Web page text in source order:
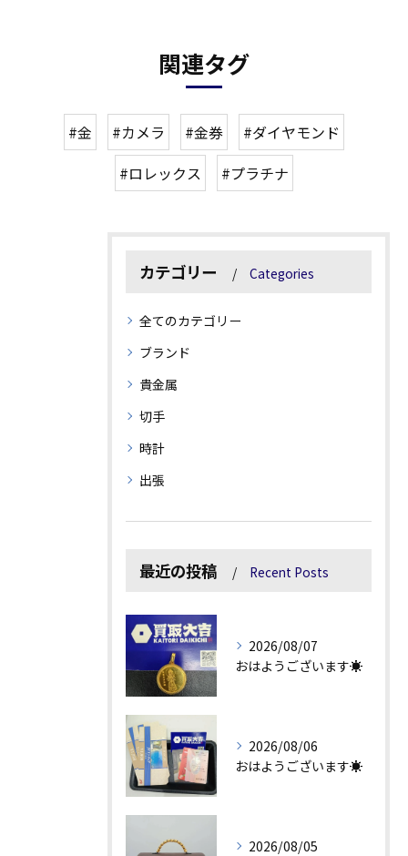
関連タグ
#金 #カメラ #金券
#ダイヤモンド
#ロレックス
#プラチナ
カテゴリー Categories
全てのカテゴリー
ブランド
貴金属
切手
時計
出張
最近の投稿 Recent Posts
2026/08/07
おはようございます☀
2026/08/06
おはようございます☀
2026/08/05